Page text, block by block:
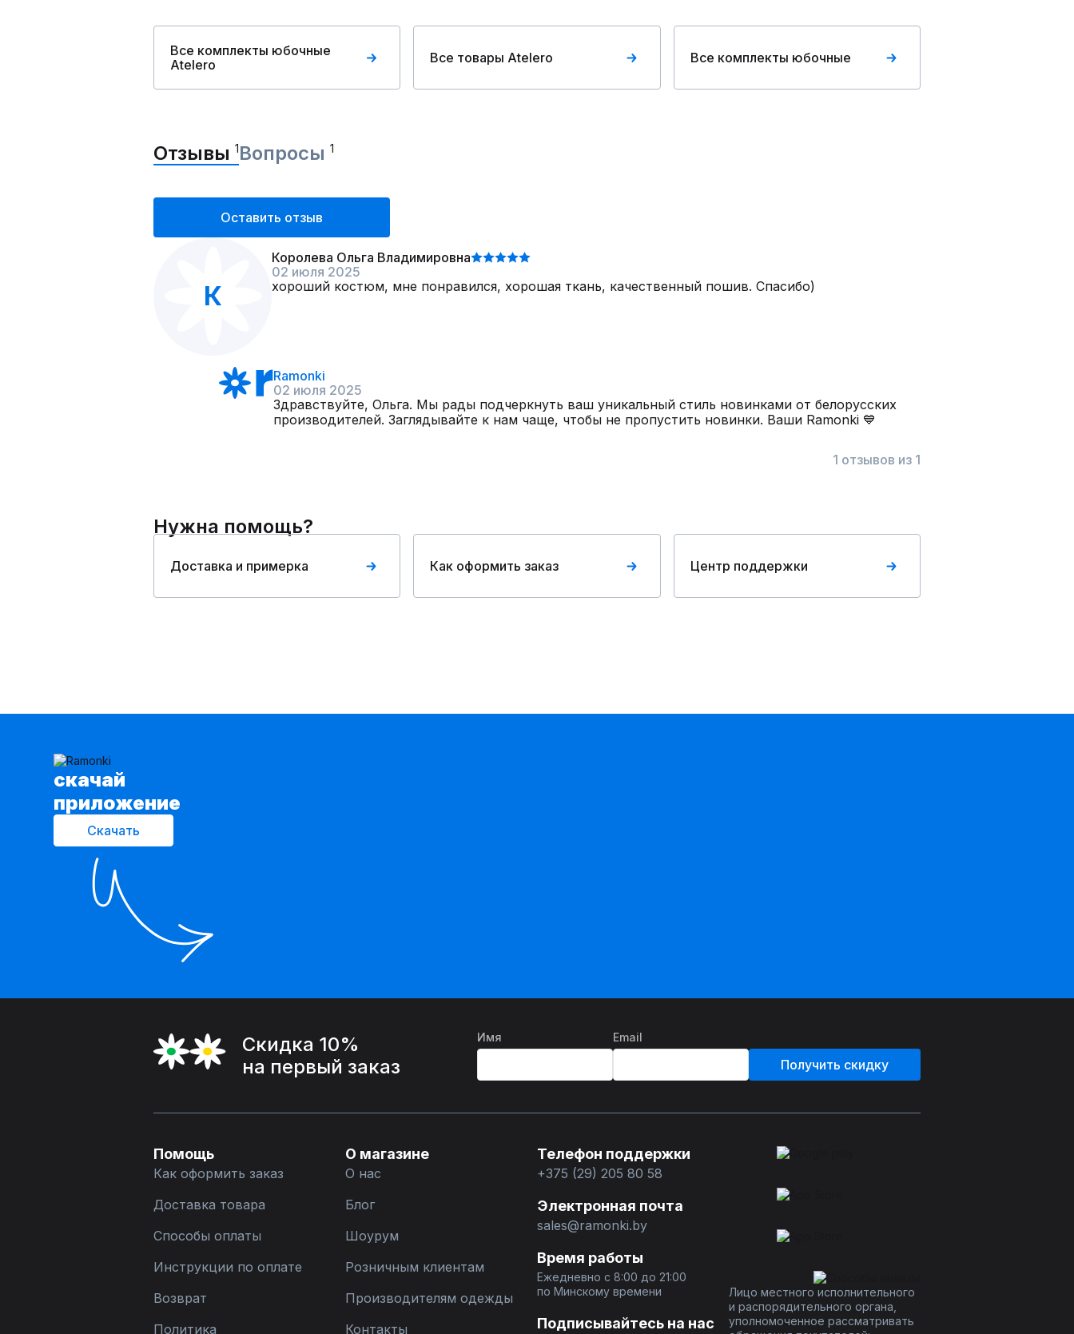
Все комплекты юбочные
Atelero
Все товары Atelero Все комплекты юбочные
Отзывы 1Вопросы 1
Оставить отзыв
К
Королева Ольга Владимировна
02 июля 2025
хороший костюм, мне понравился, хорошая ткань, качественный пошив. Спасибо)
Ramonki
02 июля 2025
Здравствуйте, Ольга. Мы рады подчеркнуть ваш уникальный стиль новинками от белорусских
производителей. Заглядывайте к нам чаще, чтобы не пропустить новинки. Ваши Ramonki 💙
1 отзывов из 1
Нужна помощь?
Доставка и примерка Как оформить заказ Центр поддержки
cкачай
приложение
Скачать
Скидка 10%
на первый заказ
Имя Email
Получить скидку
Помощь
Как оформить заказ
Доставка товара
Способы оплаты
Инструкции по оплате
Возврат
Политика
О магазине
О нас
Блог
Шоурум
Розничным клиентам
Производителям одежды
Контакты
Телефон поддержки
+375 (29) 205 80 58
Электронная почта
sales@ramonki.by
Время работы
Ежедневно с 8:00 до 21:00
по Минскому времени
Подписывайтесь на нас
Лицо местного исполнительного
и распорядительного органа,
уполномоченное рассматривать